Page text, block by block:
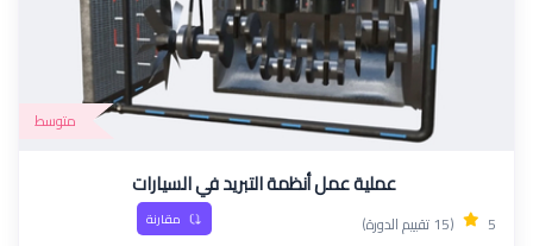
متوسط
عملية عمل أنظمة التبريد في السيارات
5 (15 تقييم الدورة) مقارنة